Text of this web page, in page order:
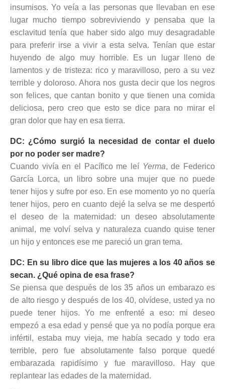
insumisos. Yo veía a las personas que llevaban en ese
lugar mucho tiempo sobreviviendo y pensaba que la
esclavitud tenía que haber sido algo muy desagradable
para preferir irse a vivir a esta selva. Tenían que estar
huyendo de algo muy horrible. Es un lugar lleno de
lamentos y de tristeza: rico y maravilloso, pero a su vez
terrible y doloroso. Ahora nos gusta decir que los negros
son felices, que cantan bonito y que tienen una comida
deliciosa, pero creo que esto se dice para no mirar el
gran dolor que hay en esa tierra.
DC: ¿Cómo surgió la necesidad de contar el duelo
por no poder ser madre?
Cuando vivía en el Pacífico me leí Yerma, de Federico
García Lorca, un libro sobre una mujer que no puede
tener hijos y sufre por eso. En ese momento yo no quería
tener hijos, pero en cuanto dejé la selva se me despertó
el deseo de la maternidad: un deseo absolutamente
animal, me volví selva y naturaleza cuando quise tener
un hijo y entonces ese me pareció un gran tema.
DC: En su libro dice que las mujeres a los 40 años se
secan. ¿Qué opina de esa frase?
Se piensa que después de los 35 años un embarazo es
de alto riesgo y después de los 40, olvídese, usted ya no
puede tener hijos. Yo me enfrenté a eso: mi deseo
empezó a esa edad y pensé que ya no podía porque era
infértil, estaba muy vieja, me había secado y todo era
terrible, pero fue absolutamente falso porque quedé
embarazada rapidísimo y fue maravilloso. Hay que
replantear las edades de la maternidad.